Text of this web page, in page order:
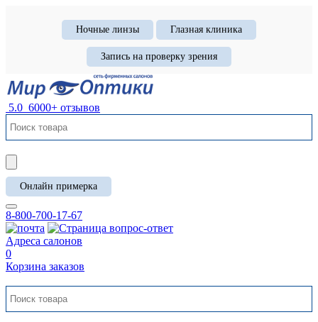
Ночные линзы Глазная клиника
Запись на проверку зрения
5.0 6000+ отзывов
Онлайн примерка
8-800-700-17-67
Адреса салонов
0
Корзина заказов